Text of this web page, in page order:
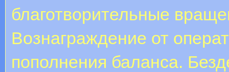
благотворительные
Вознаграждение от
пополнения баланса.